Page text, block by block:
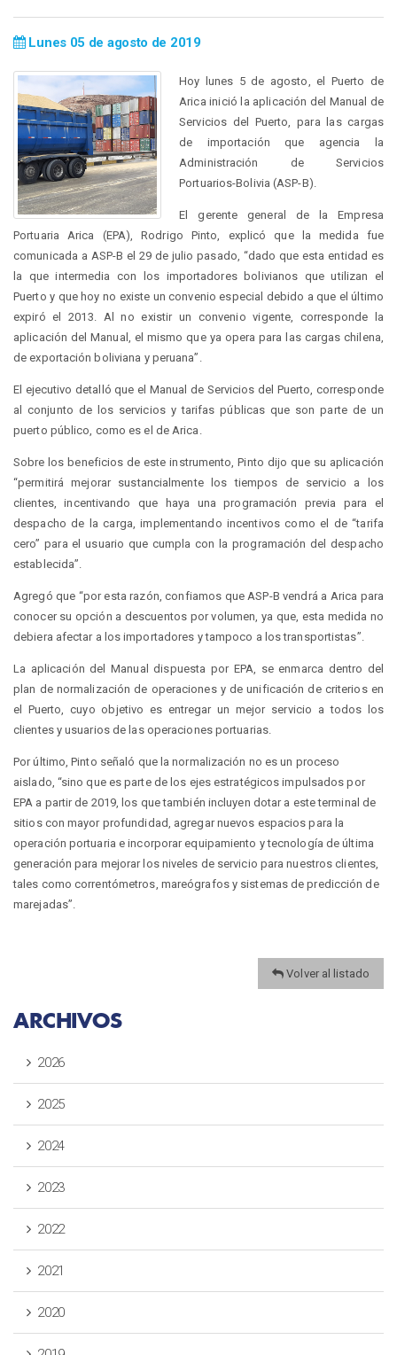
Lunes 05 de agosto de 2019
Hoy lunes 5 de agosto, el Puerto de
Arica inició la aplicación del Manual de
Servicios del Puerto, para las cargas
de importación que agencia la
Administración de Servicios
Portuarios-Bolivia (ASP-B).
El gerente general de la Empresa
Portuaria Arica (EPA), Rodrigo Pinto, explicó que la medida fue
comunicada a ASP-B el 29 de julio pasado, “dado que esta entidad es
la que intermedia con los importadores bolivianos que utilizan el
Puerto y que hoy no existe un convenio especial debido a que el último
expiró el 2013. Al no existir un convenio vigente, corresponde la
aplicación del Manual, el mismo que ya opera para las cargas chilena,
de exportación boliviana y peruana”.
El ejecutivo detalló que el Manual de Servicios del Puerto, corresponde
al conjunto de los servicios y tarifas públicas que son parte de un
puerto público, como es el de Arica.
Sobre los beneficios de este instrumento, Pinto dijo que su aplicación
“permitirá mejorar sustancialmente los tiempos de servicio a los
clientes, incentivando que haya una programación previa para el
despacho de la carga, implementando incentivos como el de “tarifa
cero” para el usuario que cumpla con la programación del despacho
establecida”.
Agregó que “por esta razón, confiamos que ASP-B vendrá a Arica para
conocer su opción a descuentos por volumen, ya que, esta medida no
debiera afectar a los importadores y tampoco a los transportistas”.
La aplicación del Manual dispuesta por EPA, se enmarca dentro del
plan de normalización de operaciones y de unificación de criterios en
el Puerto, cuyo objetivo es entregar un mejor servicio a todos los
clientes y usuarios de las operaciones portuarias.
Por último, Pinto señaló que la normalización no es un proceso
aislado, “sino que es parte de los ejes estratégicos impulsados por
EPA a partir de 2019, los que también incluyen dotar a este terminal de
sitios con mayor profundidad, agregar nuevos espacios para la
operación portuaria e incorporar equipamiento y tecnología de última
generación para mejorar los niveles de servicio para nuestros clientes,
tales como correntómetros, mareógrafos y sistemas de predicción de
marejadas”.
Volver al listado
ARCHIVOS
2026
2025
2024
2023
2022
2021
2020